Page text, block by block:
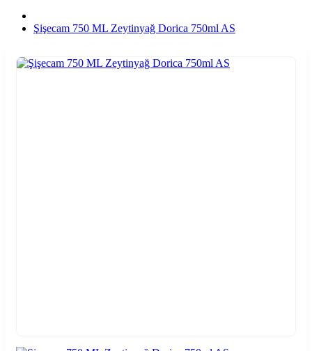
Şişecam 750 ML Zeytinyağ Dorica 750ml AS